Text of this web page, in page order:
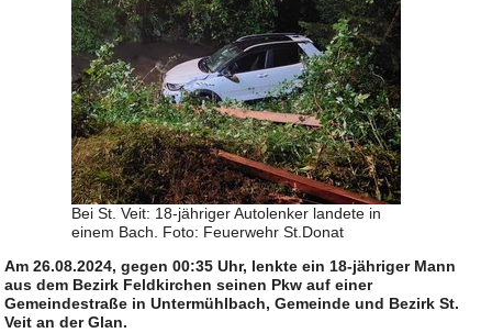
Bei St. Veit: 18-jähriger Autolenker landete in
einem Bach. Foto: Feuerwehr St.Donat
Am 26.08.2024, gegen 00:35 Uhr, lenkte ein 18-jähriger Mann
aus dem Bezirk Feldkirchen seinen Pkw auf einer
Gemeindestraße in Untermühlbach, Gemeinde und Bezirk St.
Veit an der Glan.